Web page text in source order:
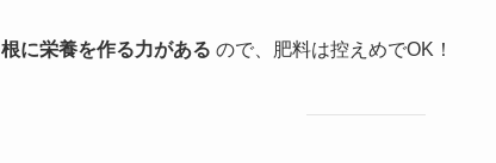
根に栄養を作る力がある ので、肥料は控えめでOK！